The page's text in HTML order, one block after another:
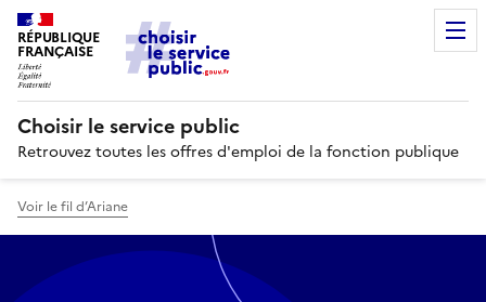
RÉPUBLIQUE
FRANÇAISE
Choisir le service public
Retrouvez toutes les offres d'emploi de la fonction publique
Voir le fil d’Ariane